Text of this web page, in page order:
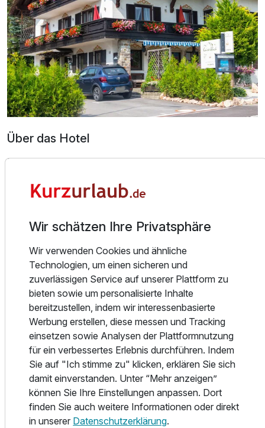
Ausstattung
Für 7 Tage p.P. ab568,50 €
Doppelzimmer mit Balkon
2 Erwachsene
Ausstattung
Über das Hotel
Das DEVA Hotel Kaiserblick liegt malerisch, umgeben von
komfortabel eingerichtete Doppelzimmer. Alle Zimmer
Sitzgelegenheit. Die Sauna befindet sich im Untergeschoss
des Hauses und ist im Preis inkludiert.
Die Lage des Hotels ist der ideale Ausgangspunkt für
zahlreiche Ausflüge in die Umgebung. Egal ob Wandern,
Radfahren oder Wintersport jeglicher Art. Hier ist für jeden
etwas dabei.
Das Frühstück nehmen Sie im Nebengebäude ein. Hier
bedienen Sie sich an unserem Frühstücksbuffet. Sofern
Sie Halbpension gebucht haben, findet das Abendessen im
50m entfernten Hotel DEVA Villa Mittermaier statt. Hier
erwartet Sie dann ein 4-Gang Menü mit Hauptgang zur
Wahl. Des Weiteren hat unsere Panoramaterrasse in der
Wir schätzen Ihre Privatsphäre
Wir verwenden Cookies und ähnliche
Technologien, um einen sicheren und
zuverlässigen Service auf unserer Plattform zu
bieten sowie um personalisierte Inhalte
bereitzustellen, indem wir interessenbasierte
Werbung erstellen, diese messen und Tracking
einsetzen sowie Analysen der Plattformnutzung
für ein verbessertes Erlebnis durchführen. Indem
Sie auf "Ich stimme zu" klicken, erklären Sie sich
damit einverstanden. Unter “Mehr anzeigen”
können Sie Ihre Einstellungen anpassen. Dort
finden Sie auch weitere Informationen oder direkt
in unserer Datenschutzerklärung.